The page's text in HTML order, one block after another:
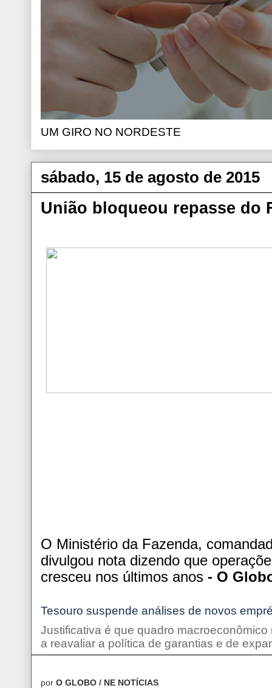
UM GIRO NO NORDESTE
sábado, 15 de agosto de 2015
União bloqueou repasse do
O Ministério da Fazenda,
divulgou nota dizendo que
cresceu nos últimos anos - O
Tesouro suspende análises de novos
Justificativa é que quadro
a reavaliar a política de garantias e de
por O GLOBO / NE NOTÍCIAS